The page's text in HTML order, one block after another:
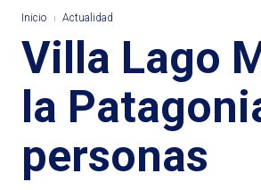
Inicio Actualidad
Villa Lago
la
personas